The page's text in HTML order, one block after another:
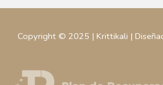
Copyright © 2025 | Krittikali |